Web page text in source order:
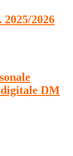
2026
DM